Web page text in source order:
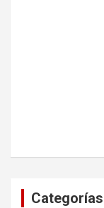
Categorías